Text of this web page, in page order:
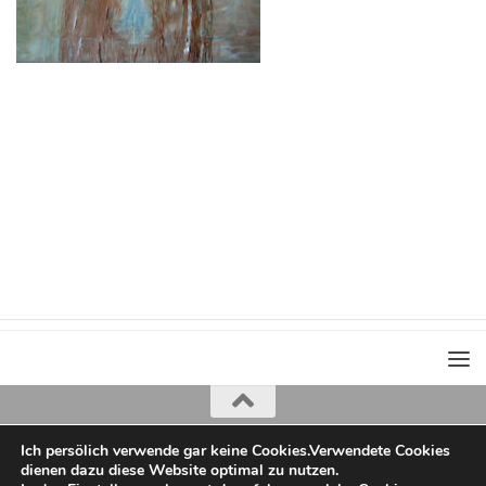
Iris Greiner
copyright 2022
Ich persölich verwende gar keine Cookies.Verwendete Cookies
dienen dazu diese Website optimal zu nutzen.